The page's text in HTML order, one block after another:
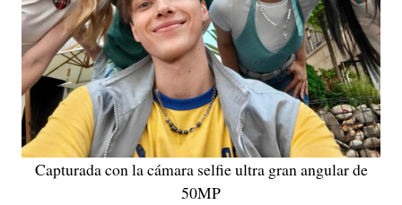
Capturada con la cámara selfie ultra gran angular de
50MP